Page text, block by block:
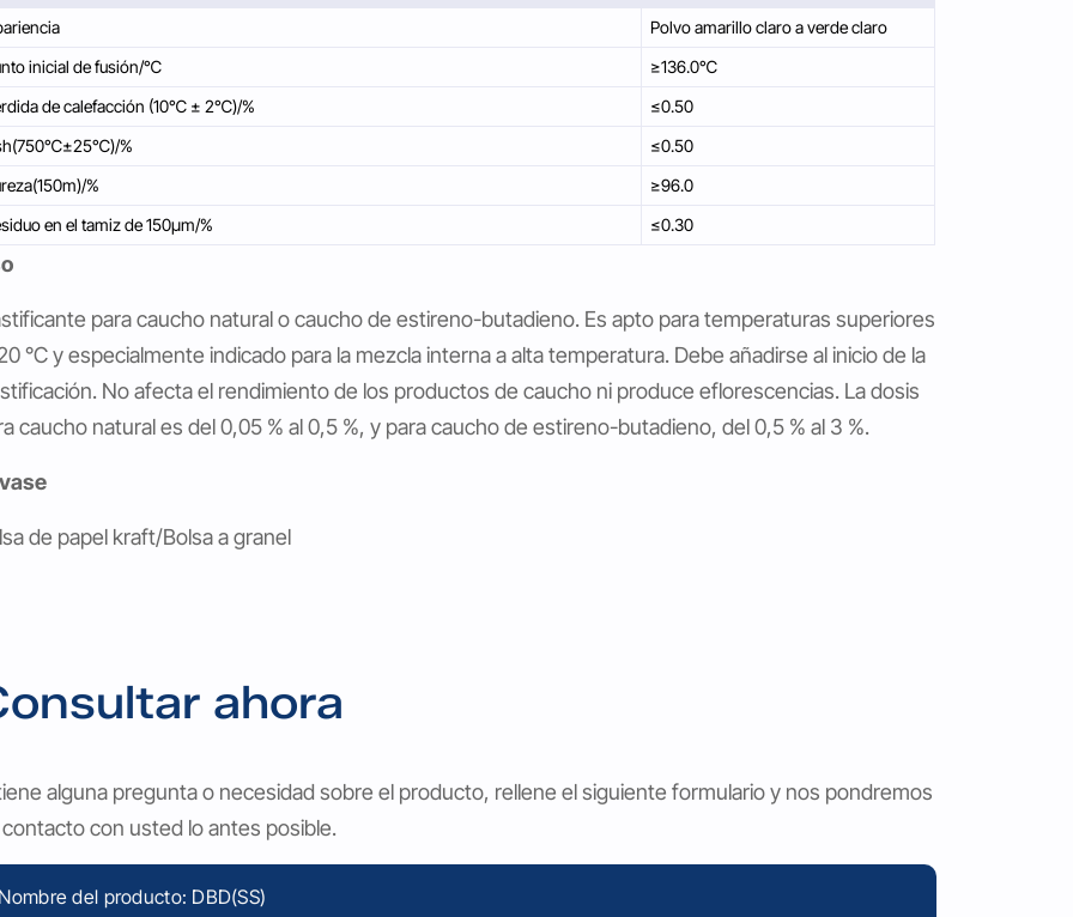
Polvo amarillo claro a verde claro
inicial de fusión/℃
≥136.0℃
de calefacción (10℃ ± 2℃)/%
≤0.50
%
≤0.50
%
≥96.0
en el tamiz de 150μm/%
≤0.30
para caucho natural o caucho de estireno-butadieno. Es apto para temperaturas superiores
°C y especialmente indicado para la mezcla interna a alta temperatura. Debe añadirse al inicio de la
No afecta el rendimiento de los productos de caucho ni produce eflorescencias. La dosis
caucho natural es del 0,05 % al 0,5 %, y para caucho de estireno-butadieno, del 0,5 % al 3 %.
de papel kraft/Bolsa a granel
ahora
alguna pregunta o necesidad sobre el producto, rellene el siguiente formulario y nos pondremos
con usted lo antes posible.